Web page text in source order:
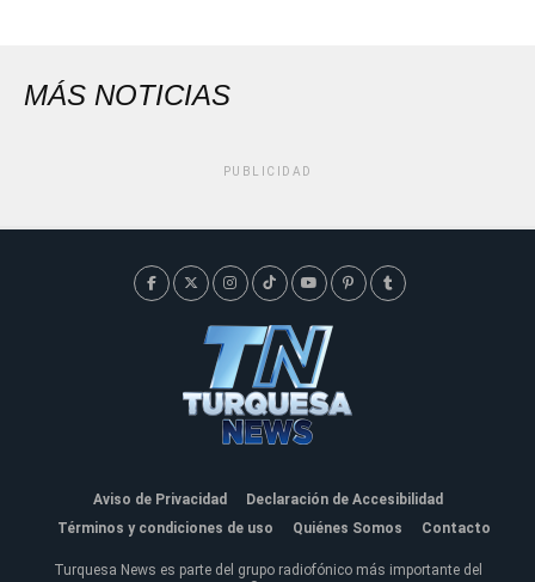
MÁS NOTICIAS
PUBLICIDAD
Aviso de Privacidad
Declaración de Accesibilidad
Términos y condiciones de uso
Quiénes Somos Contacto
Turquesa News es parte del grupo radiofónico más importante del